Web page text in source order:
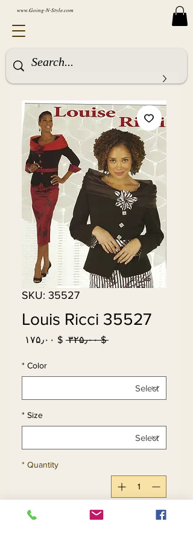
www.Going-N-Style.com
SKU: 35527
Louis Ricci 35527
$ ۳۲۵٫۰۰
Regular
$ ۱۷۵٫۰۰
Color
*
Size
*
Quantity
*